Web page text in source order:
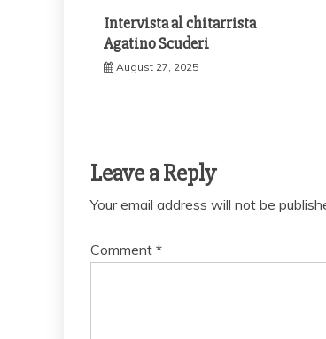
Intervista al chitarrista
Agatino Scuderi
August 27, 2025
Leave a Reply
Your email address will not be
Comment *